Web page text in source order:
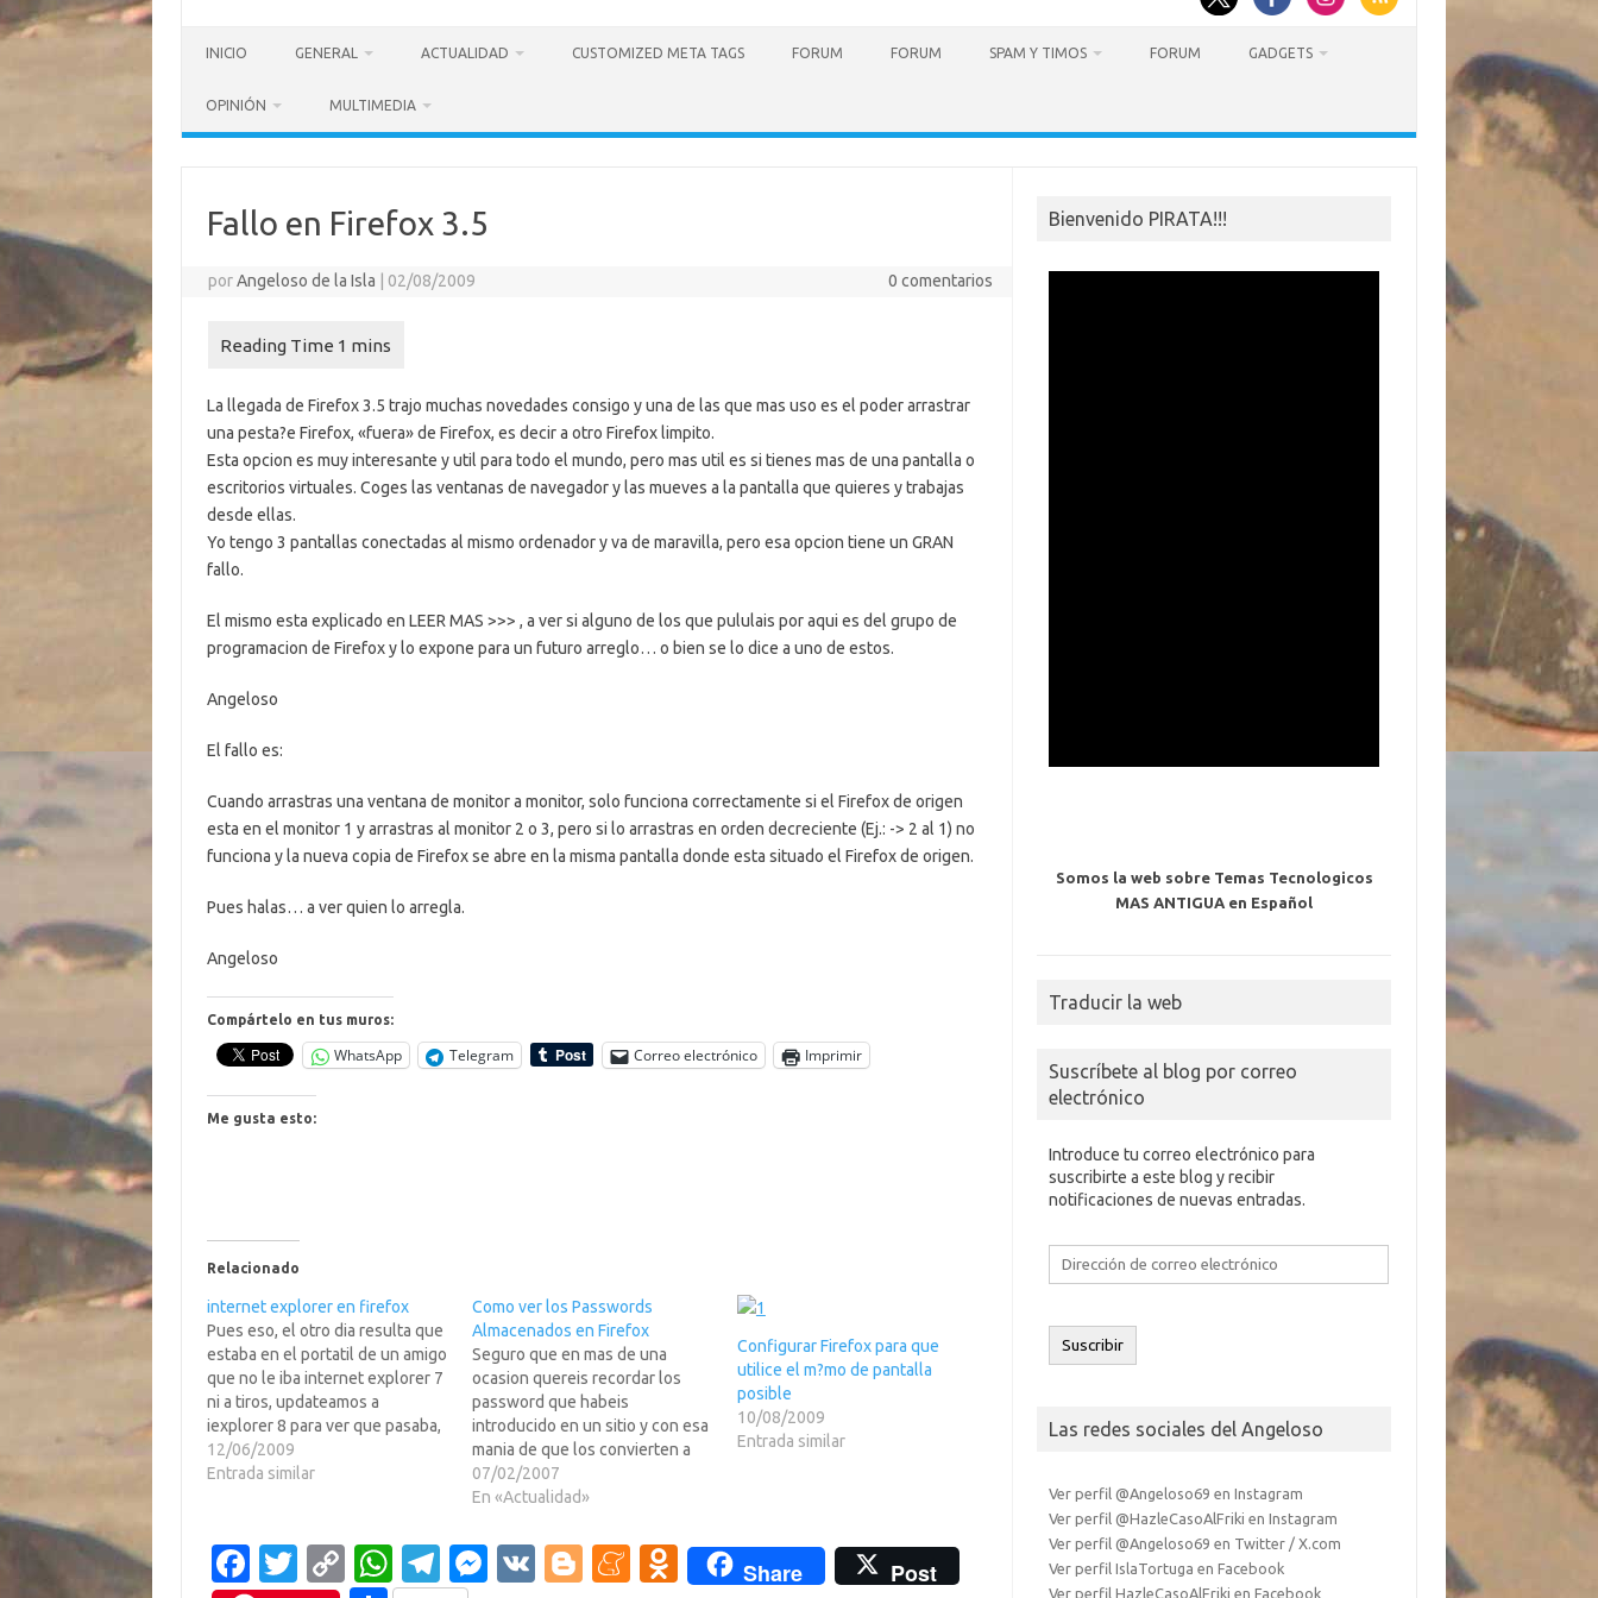
INICIO GENERAL ACTUALIDAD CUSTOMIZED META TAGS FORUM FORUM SPAM Y TIMOS FORUM GADGETS
OPINIÓN MULTIMEDIA
Fallo en Firefox 3.5
porAngeloso de la Isla 02/08/2009 0 comentarios
La llegada de Firefox 3.5 trajo muchas novedades consigo y una de las que mas uso es el poder arrastrar
una pesta?e Firefox, «fuera» de Firefox, es decir a otro Firefox limpito.
Esta opcion es muy interesante y util para todo el mundo, pero mas util es si tienes mas de una pantalla o
escritorios virtuales. Coges las ventanas de navegador y las mueves a la pantalla que quieres y trabajas
desde ellas.
Yo tengo 3 pantallas conectadas al mismo ordenador y va de maravilla, pero esa opcion tiene un GRAN
fallo.
El mismo esta explicado en LEER MAS >>> , a ver si alguno de los que pululais por aqui es del grupo de
programacion de Firefox y lo expone para un futuro arreglo… o bien se lo dice a uno de estos.
Angeloso
El fallo es:
Cuando arrastras una ventana de monitor a monitor, solo funciona correctamente si el Firefox de origen
esta en el monitor 1 y arrastras al monitor 2 o 3, pero si lo arrastras en orden decreciente (Ej.: -> 2 al 1) no
funciona y la nueva copia de Firefox se abre en la misma pantalla donde esta situado el Firefox de origen.
Pues halas… a ver quien lo arregla.
Angeloso
Compártelo en tus muros:
WhatsApp Telegram Correo electrónico Imprimir
Me gusta esto:
Relacionado
internet explorer en firefox
Pues eso, el otro dia resulta que
estaba en el portatil de un amigo
que no le iba internet explorer 7
ni a tiros, updateamos a
iexplorer 8 para ver que pasaba,
y peor, salia la deathscreen,
vease implementado en
12/06/2009
Entrada similar
Como ver los Passwords
Almacenados en Firefox
Seguro que en mas de una
ocasion quereis recordar los
password que habeis
introducido en un sitio y con esa
mania de que los convierten a
asteriscos no lo podemos ver...
luego resulta que por cualquier
cookies del navegador porque
hay alguna pagina que no…
07/02/2007
En «Actualidad»
Configurar Firefox para que
utilice el m?mo de pantalla
posible
10/08/2009
Entrada similar
Fa T
C
W
T
M
V
Bl
M O
Share
Post
Bienvenido PIRATA!!!
Somos la web sobre Temas Tecnologicos
MAS ANTIGUA en Español
Traducir la web
Suscríbete al blog por correo
electrónico
Introduce tu correo electrónico para
suscribirte a este blog y recibir
notificaciones de nuevas entradas.
Dirección
electrónico
Suscribir
Las redes sociales del Angeloso
Ver perfil @Angeloso69 en Instagram
Ver perfil @HazleCasoAlFriki en Instagram
Ver perfil @Angeloso69 en Twitter / X.com
Ver perfil IslaTortuga en Facebook
Ver perfil HazleCasoAlFriki en Facebook